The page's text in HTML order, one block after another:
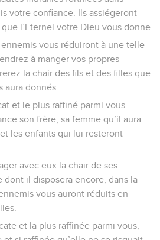
votre confiance. Ils assiégeront
l’Eternel votre Dieu vous donne.
vous réduiront à une telle
à manger vos propres
la chair des fils et des filles que
aura donnés.
et le plus raffiné parmi vous
son frère, sa femme qu’il aura
les enfants qui lui resteront
avec eux la chair de ses
dont il disposera encore, dans la
vous auront réduits en
et la plus raffinée parmi vous,